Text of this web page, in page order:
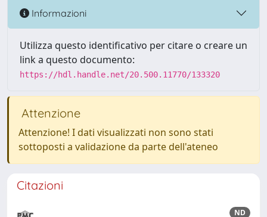
Informazioni
Utilizza questo identificativo per citare o creare un
link a questo documento:
https://hdl.handle.net/20.500.11770/133320
Attenzione
Attenzione! I dati visualizzati non sono stati
sottoposti a validazione da parte dell'ateneo
Citazioni
ND